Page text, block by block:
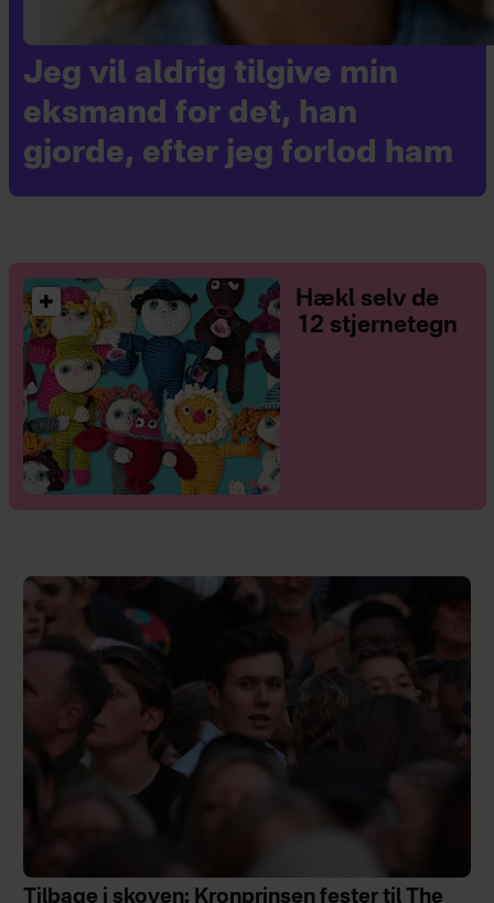
Jeg vil aldrig tilgive min
eksmand for det, han
gjorde, efter jeg forlod ham
Hækl selv de
12 stjernetegn
Tilbage i skoven: Kronprinsen fester til The